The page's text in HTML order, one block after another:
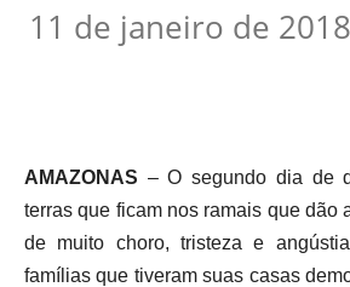
11 de janeiro de 2018
AMAZONAS – O segundo dia de
terras que ficam nos ramais que dão
de muito choro, tristeza e
famílias que tiveram suas casas